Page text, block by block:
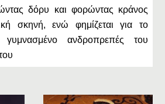
δόρυ και φορώντας κράνος
σκηνή, ενώ φημίζεται για το
γυμνασμένο ανδροπρεπές του